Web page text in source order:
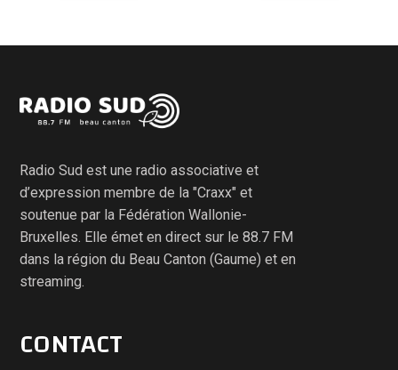
Radio Sud est une radio associative et
d’expression membre de la "Craxx" et
soutenue par la Fédération Wallonie-
Bruxelles. Elle émet en direct sur le 88.7 FM
dans la région du Beau Canton (Gaume) et en
streaming.
CONTACT